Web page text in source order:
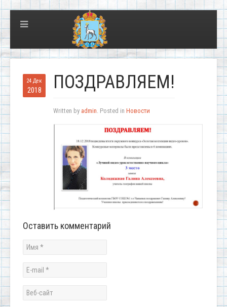
24 Дек
2018 ПОЗДРАВЛЯЕМ!
Written by admin. Posted in Новости
Оставить комментарий